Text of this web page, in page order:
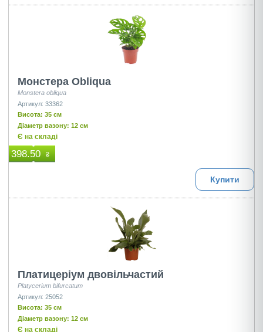
Монстера Оbliqua
Monstera obliqua
Артикул: 33362
Висота: 35 см
Діаметр вазону: 12 см
Є на складі
398.50 ₴
Купити
Платицеріум двовільчастий
Platycerium bifurcatum
Артикул: 25052
Висота: 35 см
Діаметр вазону: 12 см
Є на складі